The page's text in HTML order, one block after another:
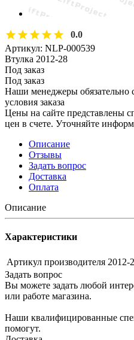
0.0
Артикул: NLP-000539
Втулка 2012-28
Под заказ
Под заказ
Наши менеджеры обязательно
условия заказа
Цены на сайте представлены
цен в счете. Уточняйте
Описание
Отзывы
Задать вопрос
Доставка
Оплата
Описание
Характеристики
Артикул производителя 2012-
Задать вопрос
Вы можете задать любой
или работе магазина.
Наши квалифицированные
помогут.